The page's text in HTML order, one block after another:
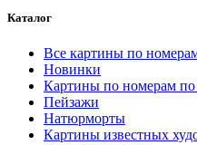
Каталог
Все картины по
Новинки
Картины по номерам
Пейзажи
Натюрморты
Картины известных